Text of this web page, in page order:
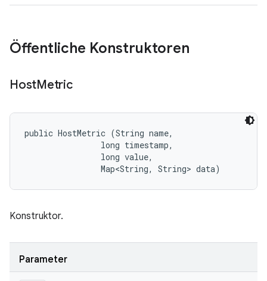
Öffentliche Konstruktoren
HostMetric
public HostMetric (String name,
                long timestamp,
                long value,
                Map<String, String> data)
Konstruktor.
Parameter